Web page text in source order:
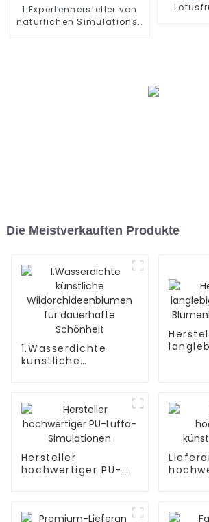
1.Expertenhersteller von
natürlichen Simulations-
Die Meistverkauften Produkte
1.Wasserdichte
künstliche
Hersteller
hochwertiger PU-